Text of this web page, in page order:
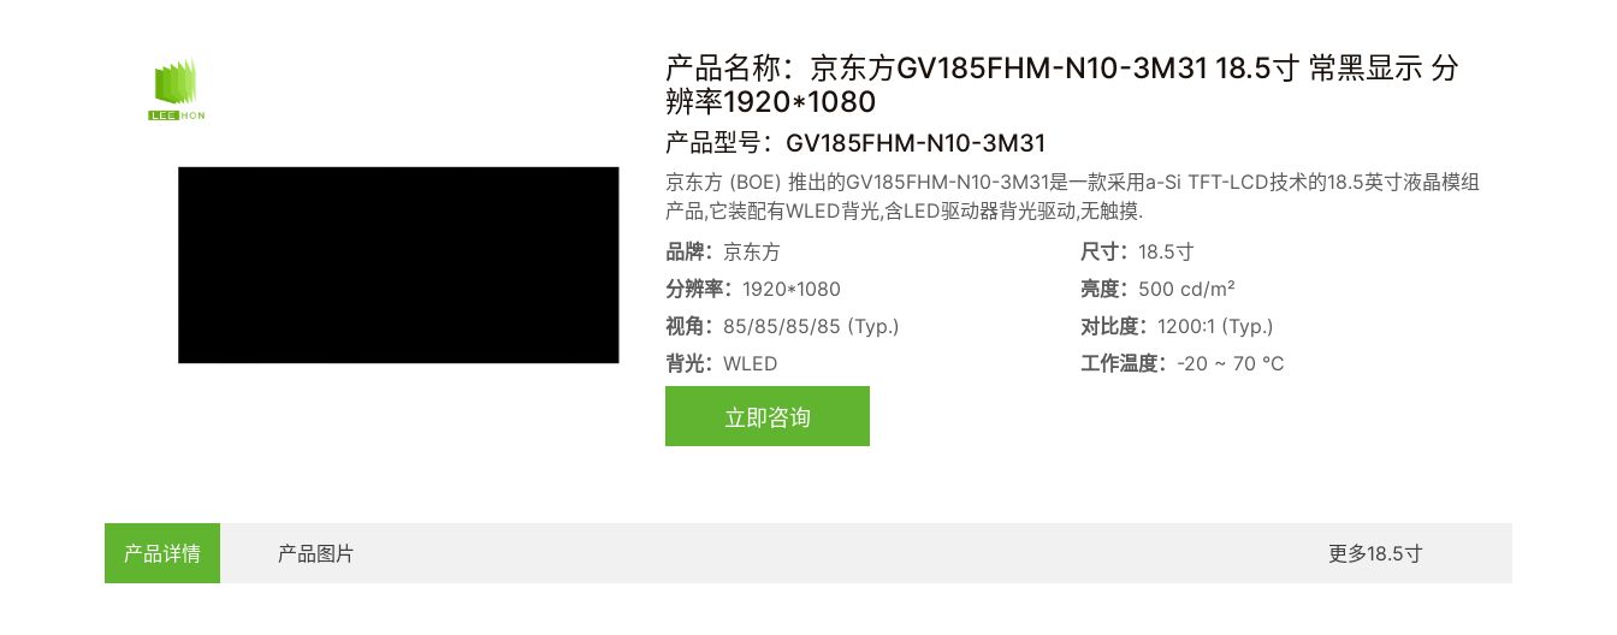
产品名称：京东方GV185FHM-N10-3M31 18.5寸 常黑显示 分
辨率1920*1080
产品型号：GV185FHM-N10-3M31
京东方 (BOE) 推出的GV185FHM-N10-3M31是一款采用a-Si TFT-LCD技术的18.5英寸液晶模组
产品,它装配有WLED背光,含LED驱动器背光驱动,无触摸.
品牌： 京东方 尺寸： 18.5寸
分辨率： 1920*1080 亮度： 500 cd/m²
视角： 85/85/85/85 (Typ.) 对比度： 1200:1 (Typ.)
背光： WLED 工作温度： -20 ~ 70 °C
立即咨询
产品详情 产品图片 更多18.5寸